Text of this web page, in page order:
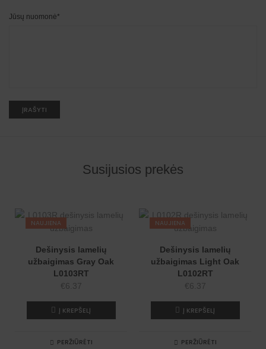
Jūsų nuomonė*
:
Susijusios prekės
NAUJIENA
Dešinysis lamelių
užbaigimas Gray Oak
L0103RT
€6.37
Į KREPŠELĮ
PERŽIŪRĖTI
NAUJIENA
Dešinysis lamelių
užbaigimas Light Oak
L0102RT
€6.37
Į KREPŠELĮ
PERŽIŪRĖTI